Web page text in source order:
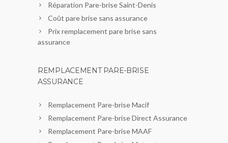
Réparation Pare-brise Saint-Denis
Coût pare brise sans assurance
Prix remplacement pare brise sans
assurance
REMPLACEMENT PARE-BRISE
ASSURANCE
Remplacement Pare-brise Macif
Remplacement Pare-brise Direct Assurance
Remplacement Pare-brise MAAF